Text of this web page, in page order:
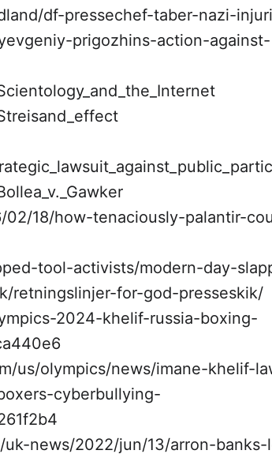
df-pressechef-taber-nazi-
prigozhins-action-against-
18/how-tenaciously-palantir-
tool-activists/modern-day-
retningslinjer-for-god-presseskik/
2024-khelif-russia-boxing-
us/olympics/news/imane-khelif-
cyberbullying-
news/2022/jun/13/arron-banks-